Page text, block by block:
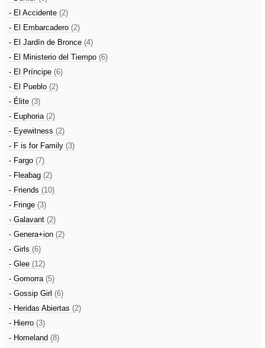
- El Accidente (2)
- El Embarcadero (2)
- El Jardín de Bronce (4)
- El Ministerio del Tiempo (6)
- El Príncipe (6)
- El Pueblo (2)
- Élite (3)
- Euphoria (2)
- Eyewitness (2)
- F is for Family (3)
- Fargo (7)
- Fleabag (2)
- Friends (10)
- Fringe (3)
- Galavant (2)
- Genera+ion (2)
- Girls (6)
- Glee (12)
- Gomorra (5)
- Gossip Girl (6)
- Heridas Abiertas (2)
- Hierro (3)
- Homeland (8)